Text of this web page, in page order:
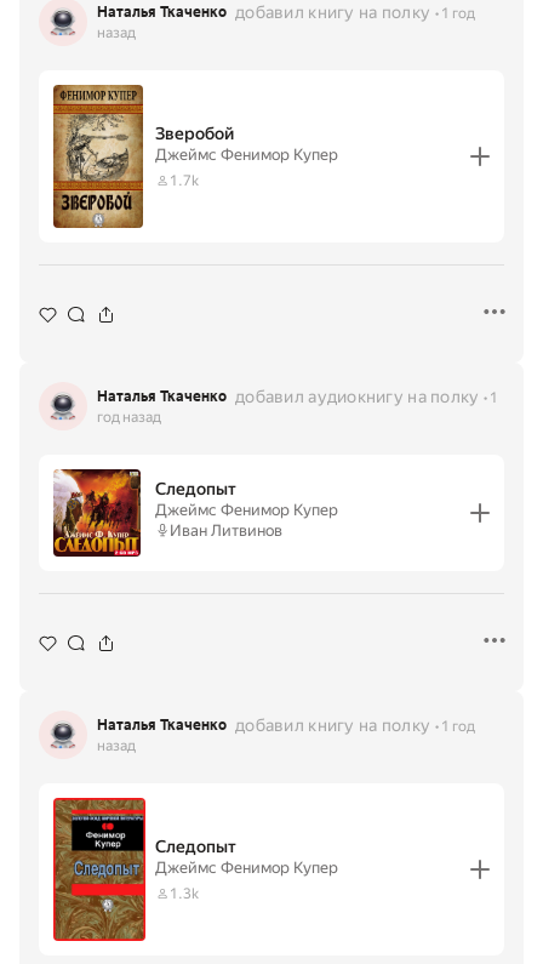
Наталья Ткаченко добавил книгу на полку
1 год
назад
Зверобой
Джеймс Фенимор Купер
1.7k
Наталья Ткаченко добавил аудиокнигу на полку
1
год назад
Следопыт
Джеймс Фенимор Купер
Иван Литвинов
Наталья Ткаченко добавил книгу на полку
1 год
назад
Следопыт
Джеймс Фенимор Купер
1.3k